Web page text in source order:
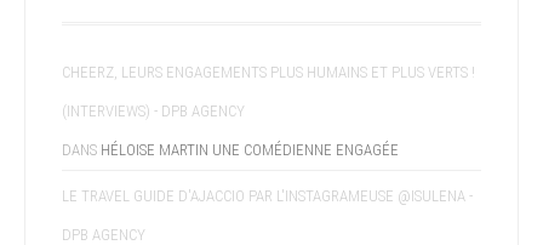
CHEERZ, LEURS ENGAGEMENTS PLUS HUMAINS ET PLUS VERTS !
(INTERVIEWS) - DPB AGENCY
DANS HÉLOISE MARTIN UNE COMÉDIENNE ENGAGÉE
LE TRAVEL GUIDE D'AJACCIO PAR L'INSTAGRAMEUSE @ISULENA -
DPB AGENCY